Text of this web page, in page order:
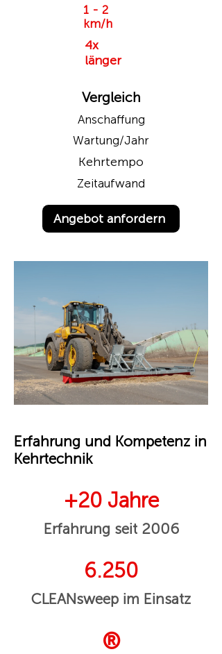
1 - 2
km/h
4x
länger
Vergleich
Anschaffung
Wartung/Jahr
Kehrtempo
Zeitaufwand
Angebot anfordern
Erfahrung und Kompetenz in
Kehrtechnik
+20 Jahre
Erfahrung seit 2006
6.250
CLEANsweep im Einsatz
®